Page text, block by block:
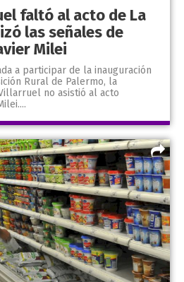
faltó al acto de La
las señales de
Milei
a participar de la inauguración
Rural de Palermo, la
no asistió al acto